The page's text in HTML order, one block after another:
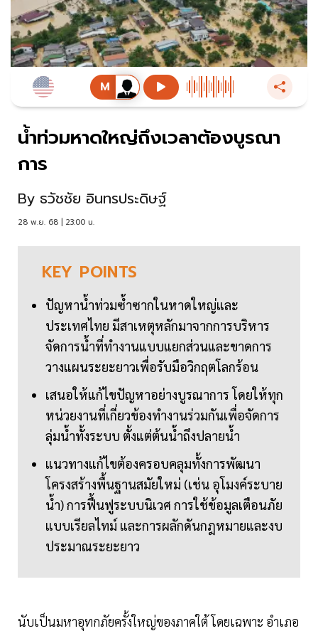
น้ำท่วมหาดใหญ่ถึงเวลาต้องบูรณา
การ
By ธวัชชัย อินทรประดิษฐ์
28 พ.ย. 68 | 23:00 น.
KEY POINTS
ปัญหาน้ำท่วมซ้ำซากในหาดใหญ่และ
ประเทศไทย มีสาเหตุหลักมาจากการบริหาร
จัดการน้ำที่ทำงานแบบแยกส่วนและขาดการ
วางแผนระยะยาวเพื่อรับมือวิกฤตโลกร้อน
เสนอให้แก้ไขปัญหาอย่างบูรณาการ โดยให้ทุก
หน่วยงานที่เกี่ยวข้องทำงานร่วมกันเพื่อจัดการ
ลุ่มน้ำทั้งระบบ ตั้งแต่ต้นน้ำถึงปลายน้ำ
แนวทางแก้ไขต้องครอบคลุมทั้งการพัฒนา
โครงสร้างพื้นฐานสมัยใหม่ (เช่น อุโมงค์ระบาย
น้ำ) การฟื้นฟูระบบนิเวศ การใช้ข้อมูลเตือนภัย
แบบเรียลไทม์ และการผลักดันกฎหมายและงบ
ประมาณระยะยาว
นับเป็นมหาอุทกภัยครั้งใหญ่ของภาคใต้ โดยเฉพาะ อำเภอ